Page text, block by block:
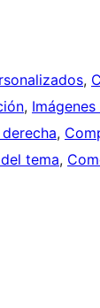
,
,
,
tema,